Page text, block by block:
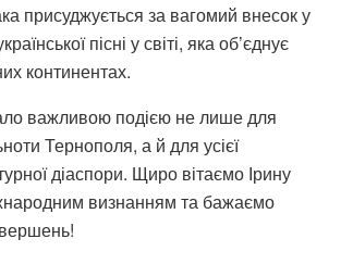
присуджується за вагомий внесок у
пісні у світі, яка об’єднує
континентах.
важливою подією не лише для
Тернополя, а й для усієї
діаспори. Щиро вітаємо Ірину
визнанням та бажаємо